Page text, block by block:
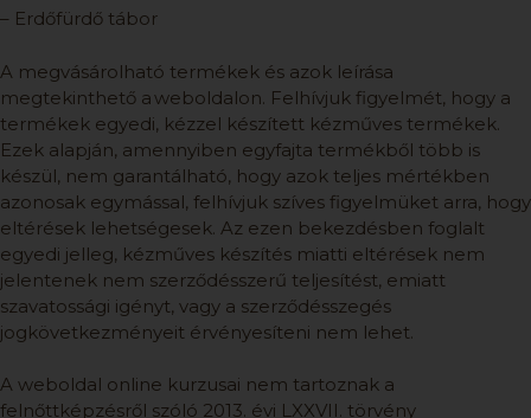
– Erdőfürdő tábor
A megvásárolható termékek és azok leírása
megtekinthető a weboldalon. Felhívjuk figyelmét, hogy a
termékek egyedi, kézzel készített kézműves termékek.
Ezek alapján, amennyiben egyfajta termékből több is
készül, nem garantálható, hogy azok teljes mértékben
azonosak egymással, felhívjuk szíves figyelmüket arra, hogy
eltérések lehetségesek. Az ezen bekezdésben foglalt
egyedi jelleg, kézműves készítés miatti eltérések nem
jelentenek nem szerződésszerű teljesítést, emiatt
szavatossági igényt, vagy a szerződésszegés
jogkövetkezményeit érvényesíteni nem lehet.
A weboldal online kurzusai nem tartoznak a
felnőttképzésről szóló 2013. évi LXXVII. törvény